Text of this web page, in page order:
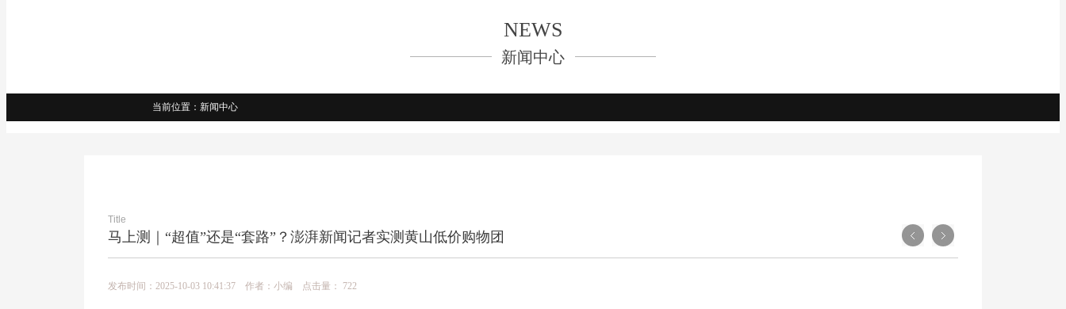
NEWS
新闻中心
当前位置：新闻中心
Title
马上测｜“超值”还是“套路”？澎湃新闻记者实测黄山低价购物团
发布时间：2025-10-03 10:41:37 作者：小编 点击量： 722